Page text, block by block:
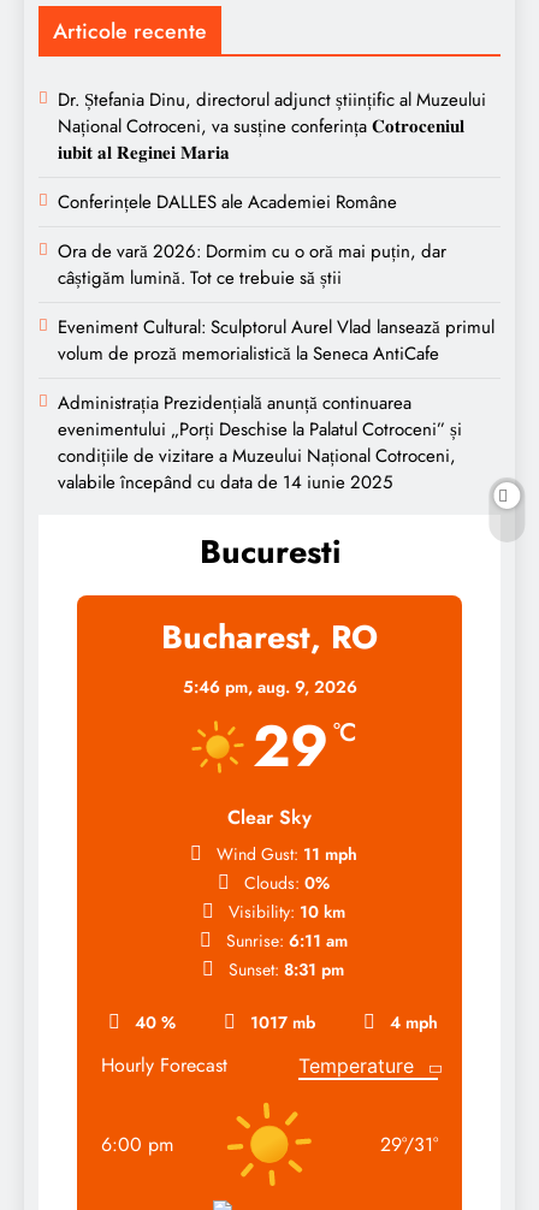
Articole recente
Dr. Ștefania Dinu, directorul adjunct științific al Muzeului
Național Cotroceni, va susține conferința 𝐂𝐨𝐭𝐫𝐨𝐜𝐞𝐧𝐢𝐮𝐥
𝐢𝐮𝐛𝐢𝐭 𝐚𝐥 𝐑𝐞𝐠𝐢𝐧𝐞𝐢 𝐌𝐚𝐫𝐢𝐚
Conferințele DALLES ale Academiei Române
Ora de vară 2026: Dormim cu o oră mai puțin, dar
câștigăm lumină. Tot ce trebuie să știi
Eveniment Cultural: Sculptorul Aurel Vlad lansează primul
volum de proză memorialistică la Seneca AntiCafe
Administrația Prezidențială anunță continuarea
evenimentului „Porți Deschise la Palatul Cotroceni” și
condițiile de vizitare a Muzeului Național Cotroceni,
valabile începând cu data de 14 iunie 2025
Bucuresti
Bucharest, RO
5:46 pm, aug. 9, 2026
29 °C
Clear Sky
40 % 1017 mb 4 mph
Wind Gust: 11 mph
Clouds: 0%
Visibility: 10 km
Sunrise: 6:11 am
Sunset: 8:31 pm
Hourly Forecast
6:00 pm 29°/31°